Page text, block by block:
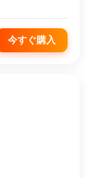
今すぐ購入